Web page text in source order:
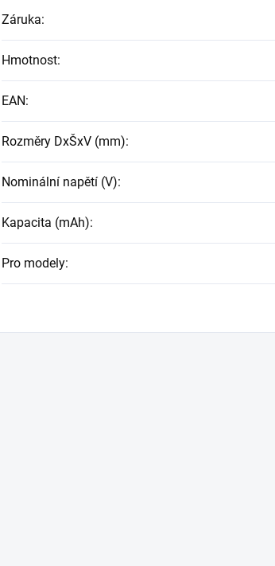
Záruka:
Hmotnost:
EAN:
Rozměry DxŠxV (mm):
Nominální napětí (V):
Kapacita (mAh):
Pro modely: